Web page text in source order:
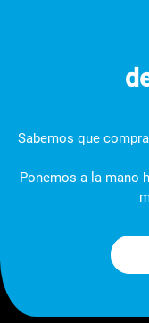
Sabemos que
Ponemos a la mano